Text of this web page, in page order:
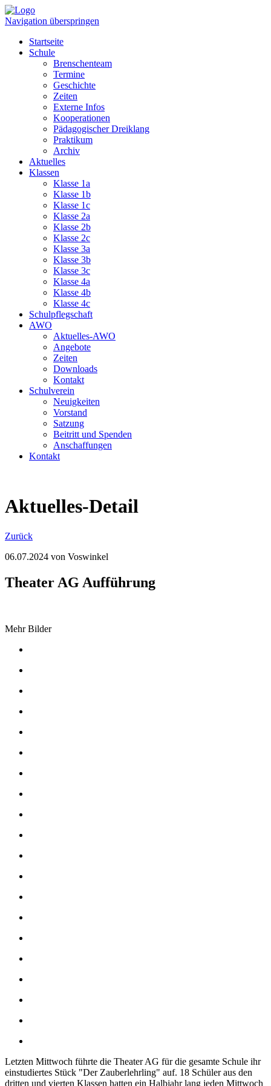
Navigation überspringen
Startseite
Schule
Brenschenteam
Termine
Geschichte
Zeiten
Externe Infos
Kooperationen
Pädagogischer Dreiklang
Praktikum
Archiv
Aktuelles
Klassen
Klasse 1a
Klasse 1b
Klasse 1c
Klasse 2a
Klasse 2b
Klasse 2c
Klasse 3a
Klasse 3b
Klasse 3c
Klasse 4a
Klasse 4b
Klasse 4c
Schulpflegschaft
AWO
Aktuelles-AWO
Angebote
Zeiten
Downloads
Kontakt
Schulverein
Neuigkeiten
Vorstand
Satzung
Beitritt und Spenden
Anschaffungen
Kontakt
Aktuelles-Detail
Zurück
06.07.2024 von Voswinkel
Theater AG Aufführung
Mehr Bilder
Letzten Mittwoch führte die Theater AG für die gesamte Schule ihr
einstudiertes Stück "Der Zauberlehrling" auf. 18 Schüler aus den
dritten und vierten Klassen hatten ein Halbjahr lang jeden Mittwoch